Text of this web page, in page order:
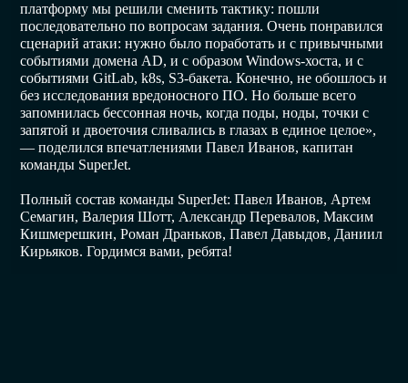
платформу мы решили сменить тактику: пошли
последовательно по вопросам задания. Очень понравился
сценарий атаки: нужно было поработать и с привычными
событиями домена AD, и с образом Windows-хоста, и с
событиями GitLab, k8s, S3-бакета. Конечно, не обошлось и
без исследования вредоносного ПО. Но больше всего
запомнилась бессонная ночь, когда поды, ноды, точки с
запятой и двоеточия сливались в глазах в единое целое»,
— поделился впечатлениями Павел Иванов, капитан
команды SuperJet.
Полный состав команды SuperJet: Павел Иванов, Артем
Семагин, Валерия Шотт, Александр Перевалов, Максим
Кишмерешкин, Роман Драньков, Павел Давыдов, Даниил
Кирьяков. Гордимся вами, ребята!